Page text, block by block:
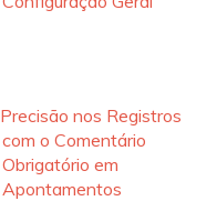
Precisão nos Registros
com o Comentário
Obrigatório em
Apontamentos